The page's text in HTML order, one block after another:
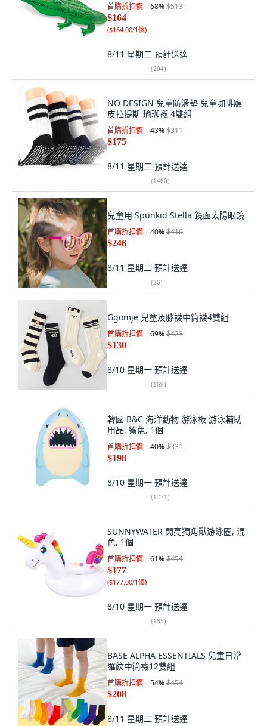
首購折扣價 68%$513
$164
($164.00/1個)
8/11 星期二 預計送達
(204)
NO DESIGN 兒童防滑墊 兒童咖啡廳
皮拉提斯 瑜珈襪 4雙組
首購折扣價 43%$311
$175
8/11 星期二 預計送達
(1460)
兒童用 Spunkid Stella 鏡面太陽眼鏡
首購折扣價 40%$410
$246
8/11 星期二 預計送達
(26)
Ggomje 兒童及膝襪中筒襪4雙組
首購折扣價 69%$423
$130
8/10 星期一 預計送達
(169)
韓國 B&C 海洋動物 游泳板 游泳輔助
用品, 鯊魚, 1個
首購折扣價 40%$331
$198
8/10 星期一 預計送達
(1771)
SUNNYWATER 閃亮獨角獸游泳圈, 混
色, 1個
首購折扣價 61%$454
$177
($177.00/1個)
8/10 星期一 預計送達
(185)
BASE ALPHA ESSENTIALS 兒童日常
羅紋中筒襪12雙組
首購折扣價 54%$454
$208
8/11 星期二 預計送達